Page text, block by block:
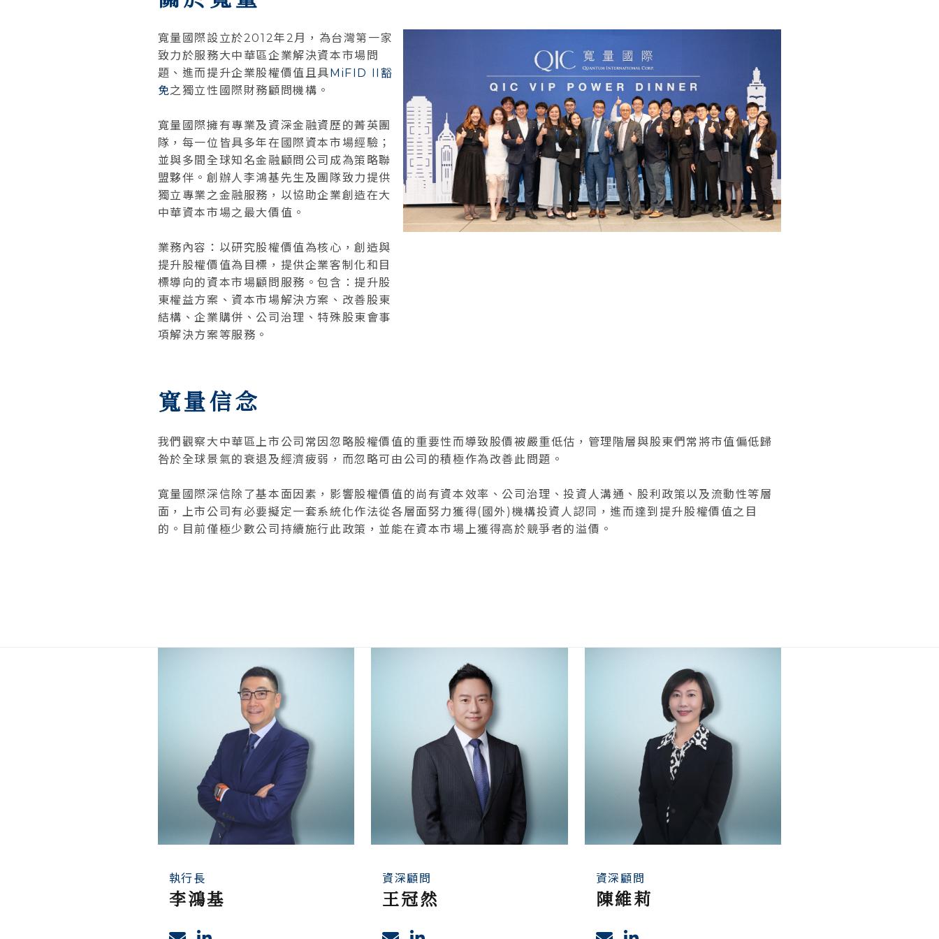
寬量國際設立於2012年2月，為台灣第一家
致力於服務大中華區企業解決資本市場問
題、進而提升企業股權價值且具MiFID II豁
免之獨立性國際財務顧問機構。
寬量國際擁有專業及資深金融資歷的菁英團
隊，每一位皆具多年在國際資本市場經驗；
並與多間全球知名金融顧問公司成為策略聯
盟夥伴。創辦人李鴻基先生及團隊致力提供
獨立專業之金融服務，以協助企業創造在大
中華資本市場之最大價值。
業務內容：以研究股權價值為核心，創造與
提升股權價值為目標，提供企業客制化和目
標導向的資本市場顧問服務。包含：提升股
東權益方案、資本市場解決方案、改善股東
結構、企業購併、公司治理、特殊股東會事
項解決方案等服務。
寬量信念
我們觀察大中華區上市公司常因忽略股權價值的重要性而導致股價被嚴重低估，管理階層與股東們常將市值偏低歸
咎於全球景氣的衰退及經濟疲弱，而忽略可由公司的積極作為改善此問題。
寬量國際深信除了基本面因素，影響股權價值的尚有資本效率、公司治理、投資人溝通、股利政策以及流動性等層
面，上市公司有必要擬定一套系統化作法從各層面努力獲得(國外)機構投資人認同，進而達到提升股權價值之目
的。目前僅極少數公司持續施行此政策，並能在資本市場上獲得高於競爭者的溢價。
執行長
李鴻基
資深顧問
王冠然
資深顧問
陳維莉